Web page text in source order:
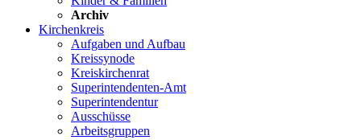
Archiv
Kirchenkreis
Aufgaben und Aufbau
Kreissynode
Kreiskirchenrat
Superintendenten-Amt
Superintendentur
Ausschüsse
Arbeitsgruppen